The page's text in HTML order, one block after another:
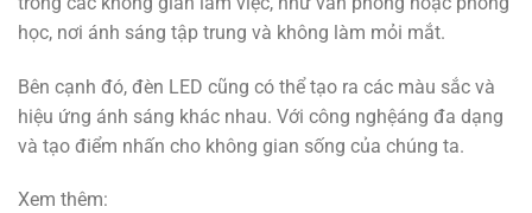
học, nơi ánh sáng tập trung và không làm mỏi mắt.
Bên cạnh đó, đèn LED cũng có thể tạo ra các màu sắc và
hiệu ứng ánh sáng khác nhau. Với công nghệáng đa dạng
và tạo điểm nhấn cho không gian sống của chúng ta.
Xem thêm: